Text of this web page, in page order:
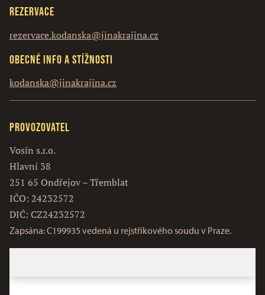
Rezervace
rezervace.kodanska@jinakrajina.cz
Obecné info a stížnosti
kodanska@jinakrajina.cz
Provozovatel
Vosín s.r.o.
Hlavní 38
251 65 Ondřejov – Třemblat
IČO: 24232572
DIČ: CZ24232572
Zapsána: C199935 vedená u rejstříkového soudu v Praze.